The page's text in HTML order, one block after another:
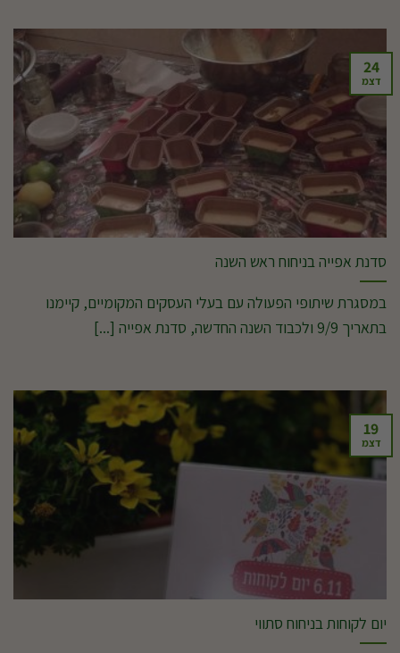
סדנת אפייה בניחוח ראש השנה
במסגרת שיתופי הפעולה עם בעלי העסקים המקומיים, קיימנו
בתאריך 9/9 ולכבוד השנה החדשה, סדנת אפייה [...]
24
דצמ
יום לקוחות בניחוח סתווי
19
דצמ